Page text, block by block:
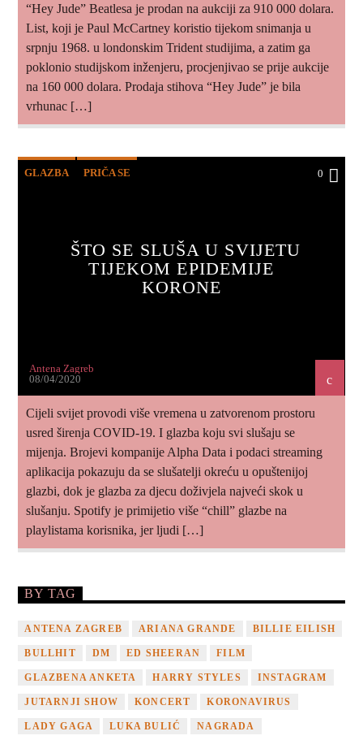
“Hey Jude” Beatlesa je prodan na aukciji za 910 000 dolara.
List, koji je Paul McCartney koristio tijekom snimanja u
srpnju 1968. u londonskim Trident studijima, a zatim ga
poklonio studijskom inženjeru, procjenjivao se prije aukcije
na 160 000 dolara. Prodaja stihova “Hey Jude” je bila
vrhunac […]
GLAZBA PRIČA SE 0
ŠTO SE SLUŠA U SVIJETU
TIJEKOM EPIDEMIJE
KORONE
Antena Zagreb
08/04/2020
Cijeli svijet provodi više vremena u zatvorenom prostoru
usred širenja COVID-19. I glazba koju svi slušaju se
mijenja. Brojevi kompanije Alpha Data i podaci streaming
aplikacija pokazuju da se slušatelji okreću u opuštenijoj
glazbi, dok je glazba za djecu doživjela najveći skok u
slušanju. Spotify je primijetio više “chill” glazbe na
playlistama korisnika, jer ljudi […]
BY TAG
ANTENA ZAGREB ARIANA GRANDE BILLIE EILISH
BULLHIT DM ED SHEERAN FILM
GLAZBENA ANKETA HARRY STYLES INSTAGRAM
JUTARNJI SHOW KONCERT KORONAVIRUS
LADY GAGA LUKA BULIĆ NAGRADA